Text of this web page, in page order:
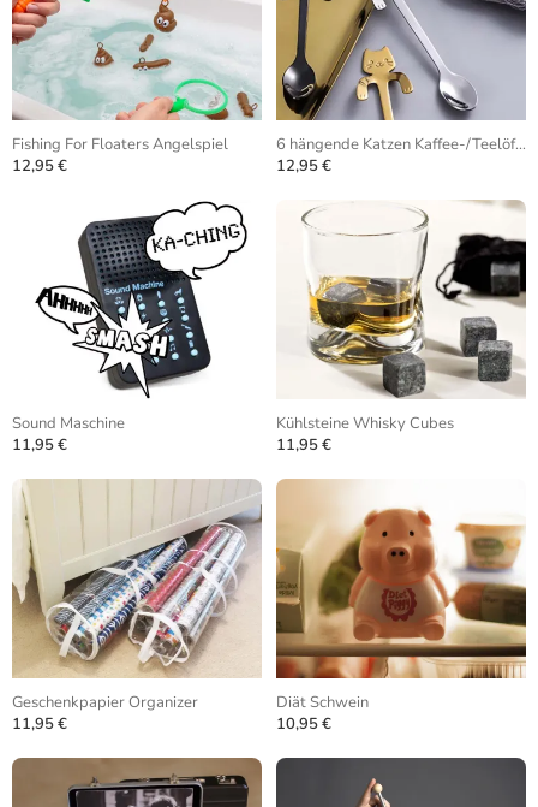
Fishing For Floaters Angelspiel
12,95 €
6 hängende Katzen Kaffee-/Teelöffel
12,95 €
Sound Maschine
11,95 €
Kühlsteine Whisky Cubes
11,95 €
Geschenkpapier Organizer
11,95 €
Diät Schwein
10,95 €